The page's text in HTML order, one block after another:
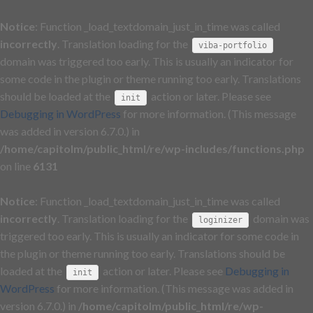
Notice : Function _load_textdomain_just_in_time was called
incorrectly . Translation loading for the viba-portfolio
domain was triggered too early. This is usually an indicator for
some code in the plugin or theme running too early. Translations
should be loaded at the
init
action or later. Please see
Debugging in WordPress for more information. (This message
was added in version 6.7.0.) in
/home/capitolm/public_html/re/wp-includes/functions.php
on line 6131
Notice : Function _load_textdomain_just_in_time was called
incorrectly . Translation loading for the loginizer
domain was
triggered too early. This is usually an indicator for some code in
the plugin or theme running too early. Translations should be
loaded at the
init action or later. Please see Debugging in
WordPress for more information. (This message was added in
version 6.7.0.) in /home/capitolm/public_html/re/wp-